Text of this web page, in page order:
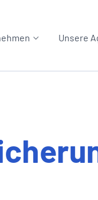
Unsere